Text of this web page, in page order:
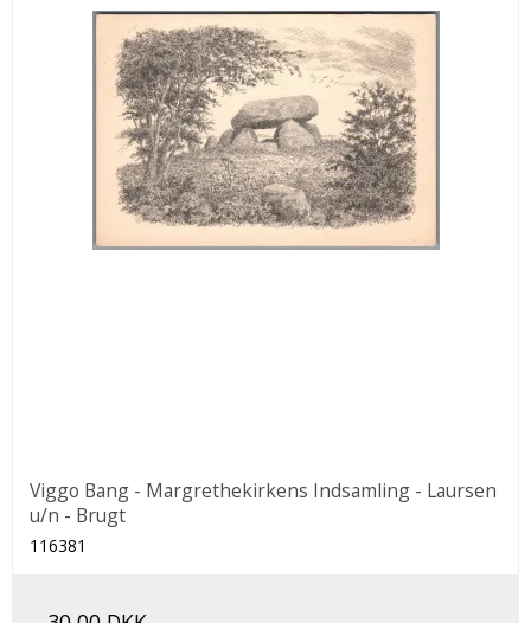
Viggo Bang - Margrethekirkens Indsamling - Laursen
u/n - Brugt
116381